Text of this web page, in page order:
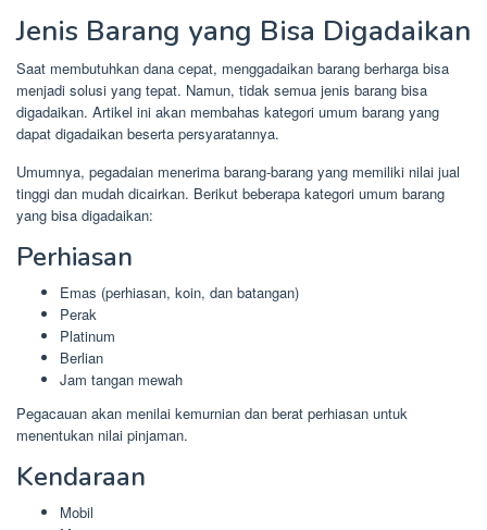
Jenis Barang yang Bisa Digadaikan
Saat membutuhkan dana cepat, menggadaikan barang berharga bisa
menjadi solusi yang tepat. Namun, tidak semua jenis barang bisa
digadaikan. Artikel ini akan membahas kategori umum barang yang
dapat digadaikan beserta persyaratannya.
Umumnya, pegadaian menerima barang-barang yang memiliki nilai jual
tinggi dan mudah dicairkan. Berikut beberapa kategori umum barang
yang bisa digadaikan:
Perhiasan
Emas (perhiasan, koin, dan batangan)
Perak
Platinum
Berlian
Jam tangan mewah
Pegacauan akan menilai kemurnian dan berat perhiasan untuk
menentukan nilai pinjaman.
Kendaraan
Mobil